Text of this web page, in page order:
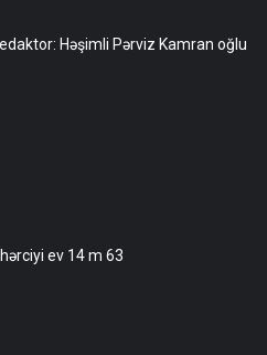
Həşimli Pərviz Kamran oğlu
ev 14 m 63